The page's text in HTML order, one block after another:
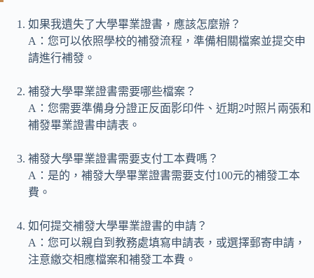
如果我遺失了大學畢業證書，應該怎麼辦？
A：您可以依照學校的補發流程，準備相關檔案並提交申
請進行補發。
補發大學畢業證書需要哪些檔案？
A：您需要準備身分證正反面影印件、近期2吋照片兩張和
補發畢業證書申請表。
補發大學畢業證書需要支付工本費嗎？
A：是的，補發大學畢業證書需要支付100元的補發工本
費。
如何提交補發大學畢業證書的申請？
A：您可以親自到教務處填寫申請表，或選擇郵寄申請，
注意繳交相應檔案和補發工本費。